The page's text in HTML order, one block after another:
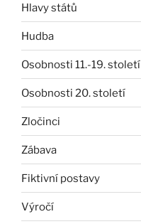
Hlavy států
Hudba
Osobnosti 11.-19. století
Osobnosti 20. století
Zločinci
Zábava
Fiktivní postavy
Výročí